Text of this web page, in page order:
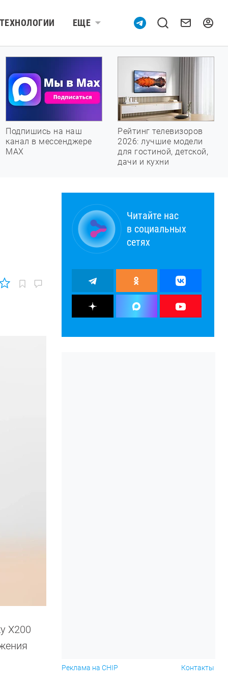
ТЕХНОЛОГИИ ЕЩЕ
Подпишись на наш
канал в мессенджере
МАХ
Рейтинг телевизоров
2026: лучшие модели
для гостиной, детской,
дачи и кухни
X200
Читайте нас
в социальных
сетях
Реклама на CHIP Контакты